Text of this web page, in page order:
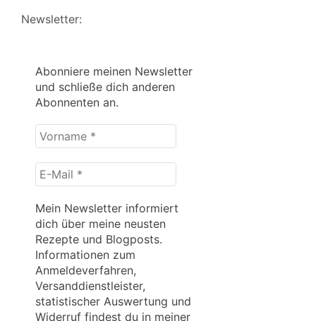
Newsletter:
Abonniere meinen Newsletter
und schließe dich anderen
Abonnenten an.
Vorname
*
E-
Mail
*
Mein Newsletter informiert
dich über meine neusten
Rezepte und Blogposts.
Informationen zum
Anmeldeverfahren,
Versanddienstleister,
statistischer Auswertung und
Widerruf findest du in meiner